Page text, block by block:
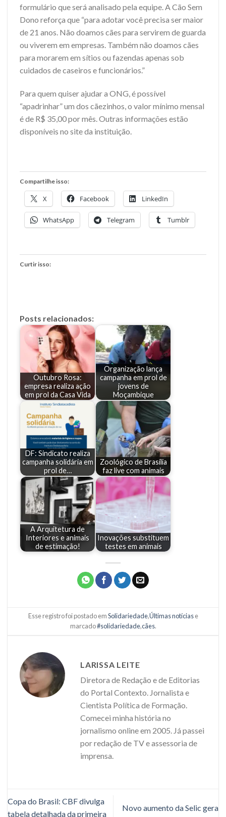
formulário que será analisado pela equipe. A Cão Sem
Dono reforça que “para adotar você precisa ser maior
de 21 anos. Não doamos cães para servirem de guarda
ou viverem em empresas. Também não doamos cães
para morarem em sítios ou fazendas apenas sob
cuidados de caseiros e funcionários.”
Para quem quiser ajudar a ONG, é possível
“apadrinhar” um dos cãezinhos, o valor mínimo mensal
é de R$ 35,00 por mês. Outras informações estão
disponíveis no site da instituição.
Compartilhe isso:
X Facebook LinkedIn
WhatsApp Telegram Tumblr
Curtir isso:
Posts relacionados:
Outubro Rosa:
empresa realiza ação
em prol da Casa Vida
Organização lança
campanha em prol de
jovens de
Moçambique
DF: Sindicato realiza
campanha solidária em
prol de…
Zoológico de Brasília
faz live com animais
A Arquitetura de
Interiores e animais
de estimação!
Inovações substituem
testes em animais
Esse registro foi postado emSolidariedade,Últimas notíciase
marcado#solidariedade,cães.
LARISSA LEITE
Diretora de Redação e de Editorias
do Portal Contexto. Jornalista e
Cientista Política de Formação.
Comecei minha história no
jornalismo online em 2005. Já passei
por redação de TV e assessoria de
imprensa.
Copa do Brasil: CBF divulga
tabela detalhada da primeira
Novo aumento da Selic gera